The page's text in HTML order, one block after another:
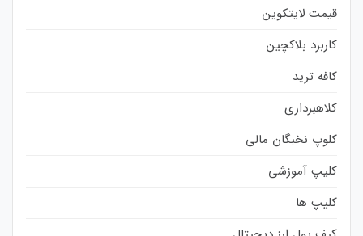
قیمت لایتکوین
کاربرد بلاکچین
کافه ترید
کلاهبرداری
کلوپ نخبگان مالی
کلیپ آموزشی
کلیپ ها